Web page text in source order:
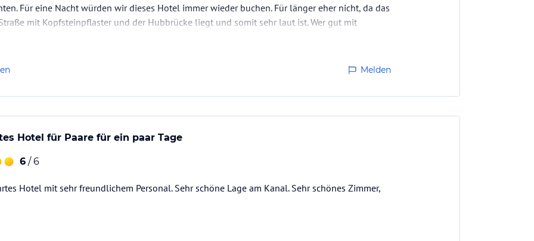
Für eine Nacht würden wir dieses Hotel immer wieder buchen. Für länger eher nicht, da das
mit Kopfsteinpflaster und der Hubbrücke liegt und somit sehr laut ist. Wer gut mit
Melden
Hotel für Paare für ein paar Tage
6 / 6
Hotel mit sehr freundlichem Personal. Sehr schöne Lage am Kanal. Sehr schönes Zimmer,